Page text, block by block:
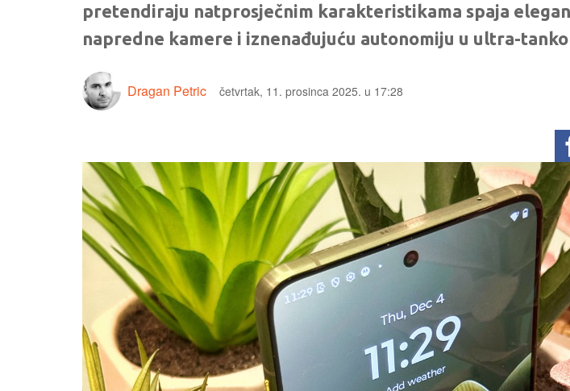
pretendiraju natprosječnim karakteristikama spaja
napredne kamere i iznenađujuću autonomiju u ultra-
Dragan Petric četvrtak, 11. prosinca 2025. u 17:28